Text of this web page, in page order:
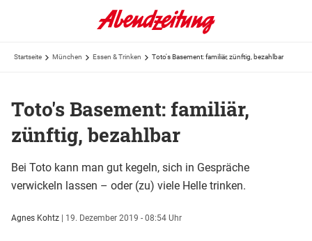
Startseite München Essen & Trinken Toto's Basement: familiär, zünftig, bezahlbar
Toto's Basement: familiär,
zünftig, bezahlbar
Bei Toto kann man gut kegeln, sich in Gespräche
verwickeln lassen – oder (zu) viele Helle trinken.
Agnes Kohtz | 19. Dezember 2019 - 08:54 Uhr